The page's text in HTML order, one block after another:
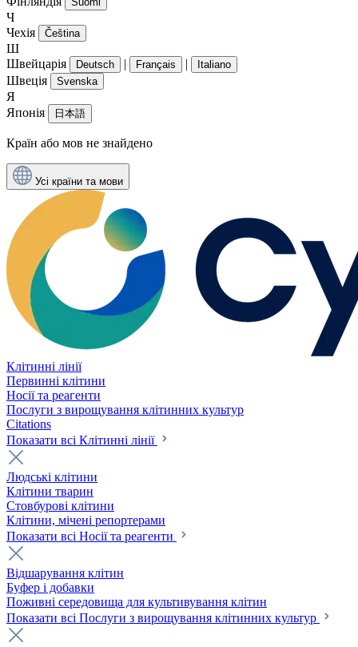
Ч
Чехія
Čeština
Ш
Швейцарія
Deutsch | Français | Italiano
Швеція Svenska
Я
Японія
日本語
Країн або мов не знайдено
Усі країни та мови
Клітинні лінії
Первинні клітини
Носії та реагенти
Послуги з вирощування клітинних культур
Citations
Показати всі Клітинні лінії
Людські клітини
Клітини тварин
Стовбурові клітини
Клітини, мічені репортерами
Показати всі Носії та реагенти
Відшарування клітин
Буфер і добавки
Поживні середовища для культивування клітин
Показати всі Послуги з вирощування клітинних культур